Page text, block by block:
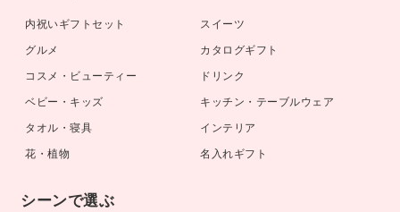
内祝いギフトセット
スイーツ
グルメ
カタログギフト
コスメ・ビューティー
ドリンク
ベビー・キッズ
キッチン・テーブルウェア
タオル・寝具
インテリア
花・植物
名入れギフト
シーンで選ぶ